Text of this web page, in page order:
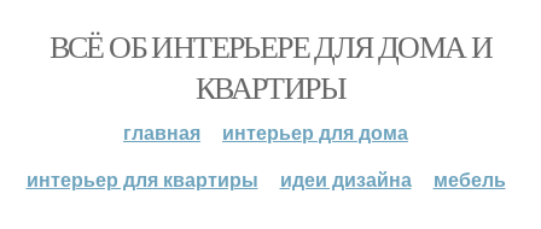
ВСЁ ОБ ИНТЕРЬЕРЕ ДЛЯ ДОМА И
КВАРТИРЫ
главная
интерьер для дома
интерьер для квартиры
идеи дизайна мебель